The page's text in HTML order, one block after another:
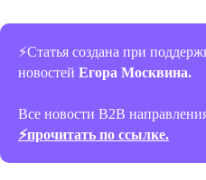
⚡Статья создана при
новостей Егора Москвина.
Все новости B2B
⚡прочитать по ссылке.